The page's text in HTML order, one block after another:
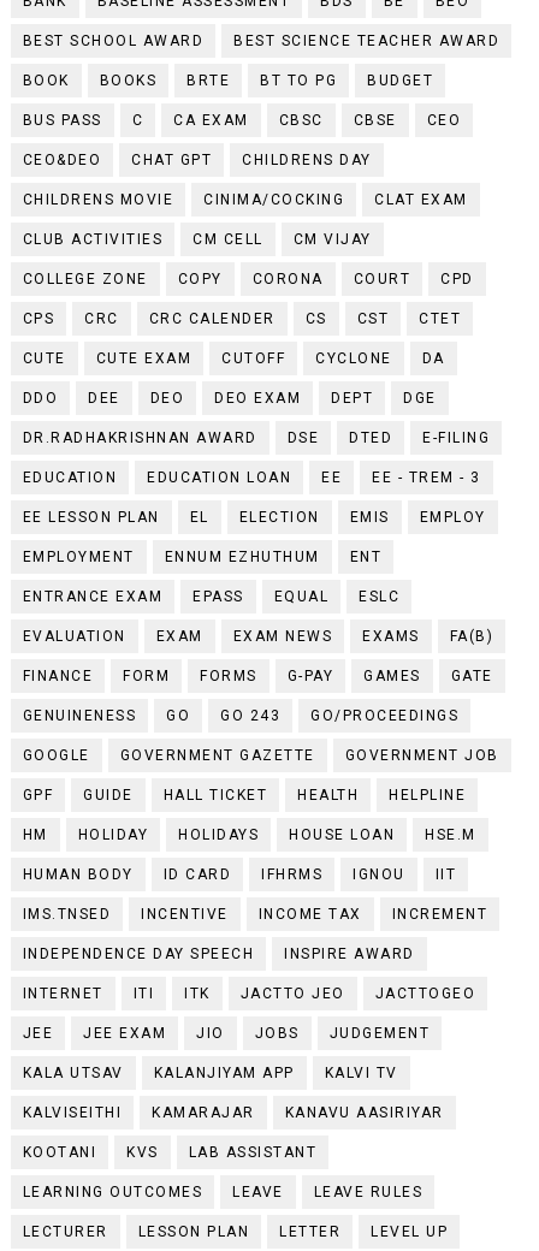
BEST SCHOOL AWARD BEST SCIENCE TEACHER AWARD
BOOK BOOKS BRTE BT TO PG BUDGET
BUS PASS C CA EXAM CBSC CBSE CEO
CEO&DEO CHAT GPT CHILDRENS DAY
CHILDRENS MOVIE CINIMA/COCKING CLAT EXAM
CLUB ACTIVITIES CM CELL CM VIJAY
COLLEGE ZONE COPY CORONA COURT CPD
CPS CRC CRC CALENDER CS CST CTET
CUTE CUTE EXAM CUTOFF CYCLONE DA
DDO DEE DEO DEO EXAM DEPT DGE
DR.RADHAKRISHNAN AWARD DSE DTED E-FILING
EDUCATION EDUCATION LOAN EE EE - TREM - 3
EE LESSON PLAN EL ELECTION EMIS EMPLOY
EMPLOYMENT ENNUM EZHUTHUM ENT
ENTRANCE EXAM EPASS EQUAL ESLC
EVALUATION EXAM EXAM NEWS EXAMS FA(B)
FINANCE FORM FORMS G-PAY GAMES GATE
GENUINENESS GO GO 243 GO/PROCEEDINGS
GOOGLE GOVERNMENT GAZETTE GOVERNMENT JOB
GPF GUIDE HALL TICKET HEALTH HELPLINE
HM HOLIDAY HOLIDAYS HOUSE LOAN HSE.M
HUMAN BODY ID CARD IFHRMS IGNOU IIT
IMS.TNSED INCENTIVE INCOME TAX INCREMENT
INDEPENDENCE DAY SPEECH INSPIRE AWARD
INTERNET ITI ITK JACTTO JEO JACTTOGEO
JEE JEE EXAM JIO JOBS JUDGEMENT
KALA UTSAV KALANJIYAM APP KALVI TV
KALVISEITHI KAMARAJAR KANAVU AASIRIYAR
KOOTANI KVS LAB ASSISTANT
LEARNING OUTCOMES LEAVE LEAVE RULES
LECTURER LESSON PLAN LETTER LEVEL UP